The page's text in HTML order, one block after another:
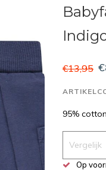
€13,95
95%
Vergelijk
Op